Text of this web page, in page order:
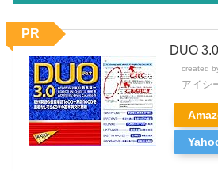
DUO 3.0
created
アイシ
PR